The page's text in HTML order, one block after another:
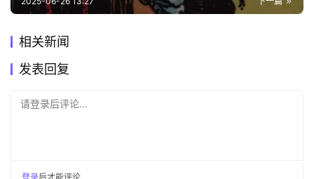
相关新闻
发表回复
请登录后评论...